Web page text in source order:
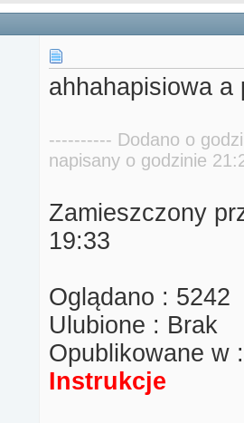
ahhahapisiowa a
---------- Dodano o
napisany o godzinie
Zamieszczony
19:33
Oglądano : 5242
Ulubione : Brak
Opublikowane w
Instrukcje